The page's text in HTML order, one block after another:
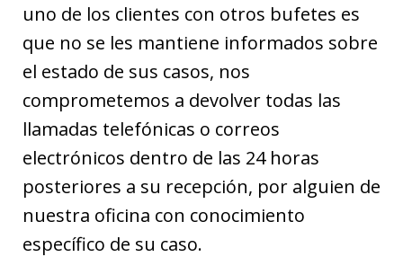
uno de los clientes con otros bufetes es
que no se les mantiene informados sobre
el estado de sus casos, nos
comprometemos a devolver todas las
llamadas telefónicas o correos
electrónicos dentro de las 24 horas
posteriores a su recepción, por alguien de
nuestra oficina con conocimiento
específico de su caso.